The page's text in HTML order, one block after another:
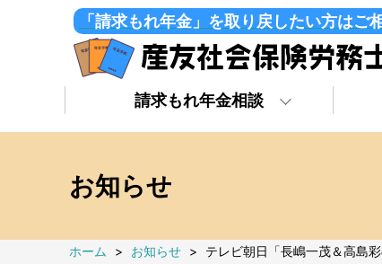
「請求もれ年金」を取り戻したい方はご
請求もれ年金相談
お知らせ
ホーム > お知らせ > テレビ朝日「長嶋一茂＆高島